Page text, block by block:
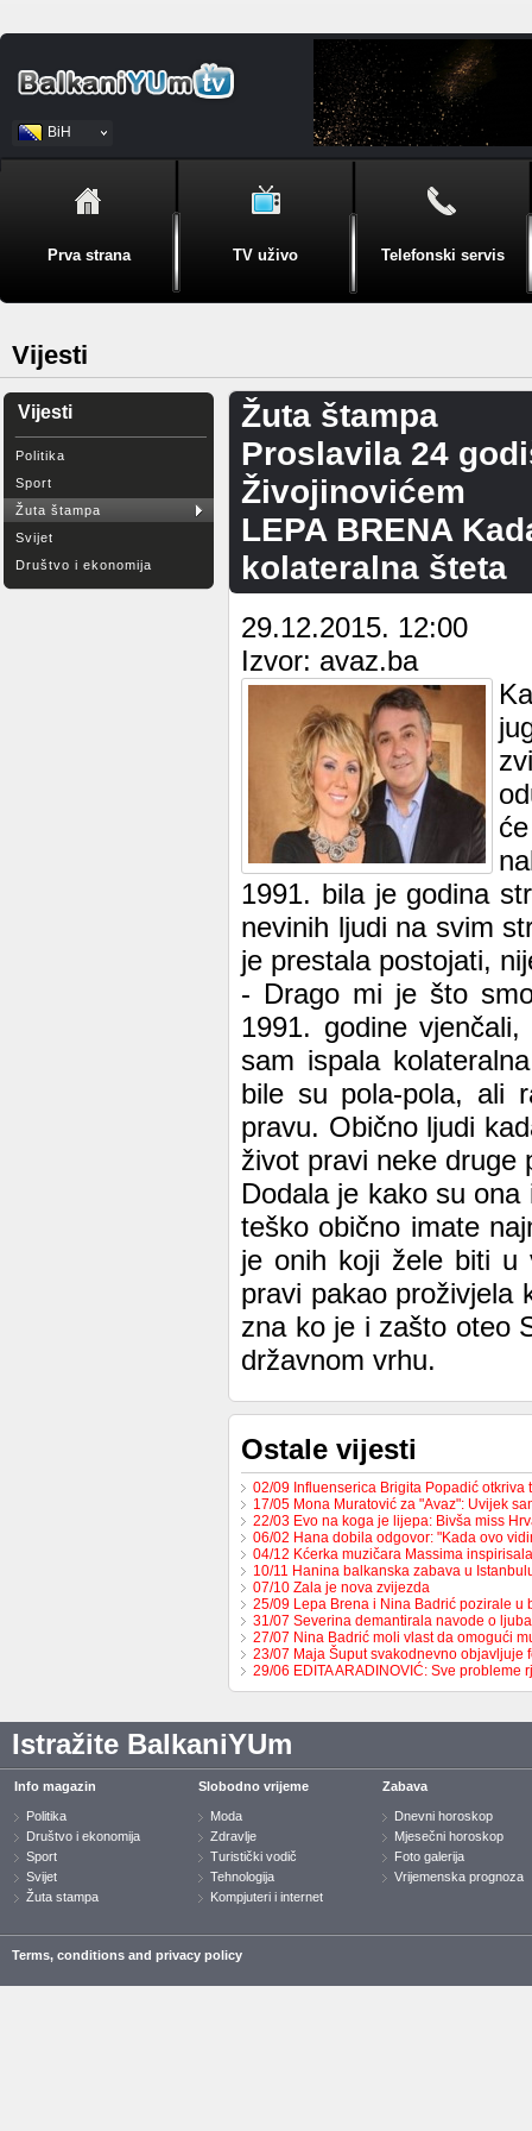
BiH
Srpski
Prva strana TV uživo Telefonski servis
Vijesti
Vijesti
Politika
Sport
Žuta štampa
Svijet
Društvo i ekonomija
Žuta štampa
Proslavila 24
Živojinovićem
LEPA BRENA
kolateralna šteta
29.12.2015. 12:00
Izvor: avaz.ba
1991. bila je godina
nevinih ljudi na svim
je prestala postojati,
- Drago mi je što
1991. godine
sam ispala
bile su pola-pola, ali
pravu. Obično ljudi
život pravi neke druge
Dodala je kako su
teško obično imate
je onih koji žele biti u
pravi pakao proživjela
zna ko je i zašto oteo
državnom vrhu.
Ostale vijesti
02/09 Influenserica Brigita Popadić
17/05 Mona Muratović za "Avaz": Uvijek
22/03 Evo na koga je lijepa: Bivša miss
06/02 Hana dobila odgovor: "Kada ovo
04/12 Kćerka muzičara Massima
10/11 Hanina balkanska zabava u
07/10 Zala je nova zvijezda
25/09 Lepa Brena i Nina Badrić pozirale u
31/07 Severina demantirala navode o
27/07 Nina Badrić moli vlast da omogući
23/07 Maja Šuput svakodnevno objavljuje
29/06 EDITA ARADINOVIĆ: Sve
Istražite BalkaniYUm
Info magazin
Politika
Društvo i ekonomija
Sport
Svijet
Žuta stampa
Slobodno vrijeme
Moda
Zdravlje
Turistički vodič
Tehnologija
Kompjuteri i internet
Zabava
Dnevni horoskop
Mjesečni horoskop
Foto galerija
Vrijemenska prognoza
Terms, conditions and privacy policy